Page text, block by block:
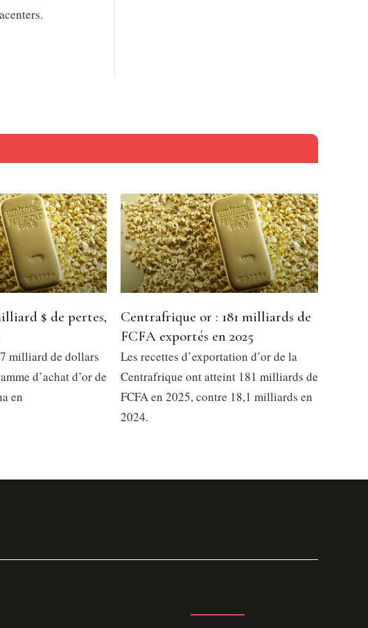
$ de pertes,
milliard de dollars
d’achat d’or de
en
Centrafrique or : 181 milliards de
FCFA exportés en 2025
Les recettes d’exportation d’or de la
Centrafrique ont atteint 181 milliards de
FCFA en 2025, contre 18,1 milliards en
2024.